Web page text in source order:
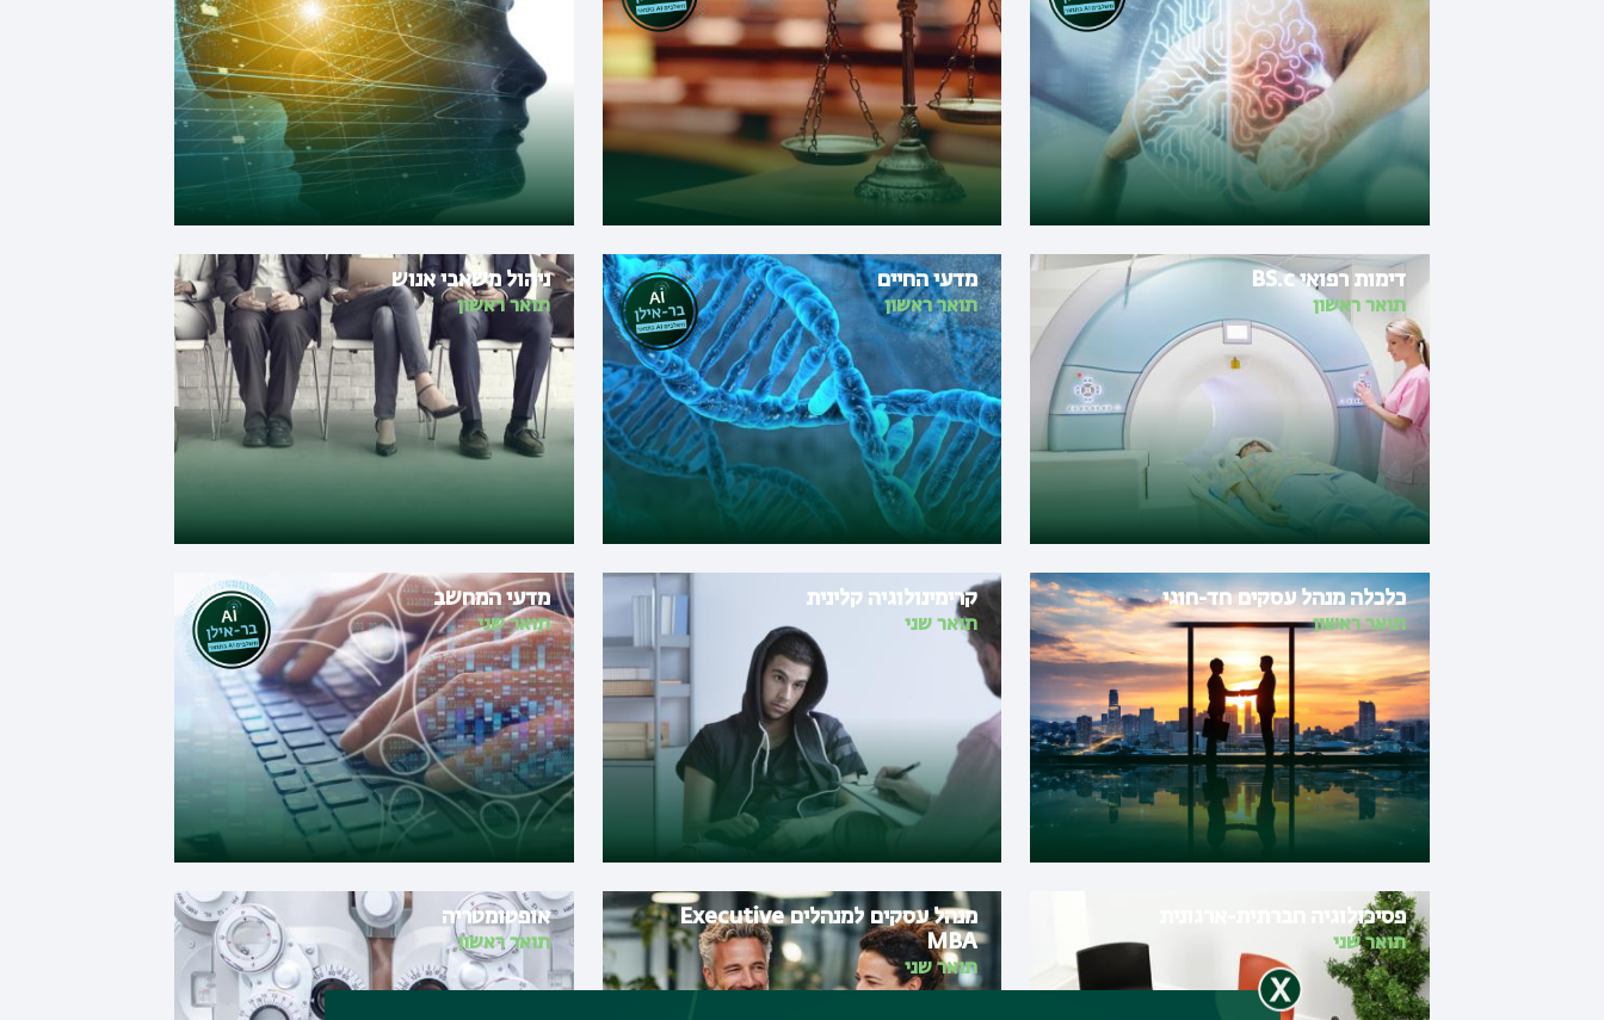
דימות רפואי BS.c
תואר ראשון
מדעי החיים
תואר ראשון
ניהול משאבי אנוש
תואר ראשון
כלכלה מנהל עסקים חד-חוגי
תואר ראשון
קרימינולוגיה קלינית
תואר שני
מדעי המחשב
תואר שני
פסיכולוגיה חברתית-ארגונית
תואר שני
מנהל עסקים למנהלים Executive
MBA
תואר שני
אופטומטריה
תואר ראשון